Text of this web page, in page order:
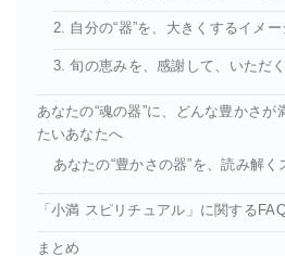
2. 自分の“器”を、大きくするイメー
3. 旬の恵みを、感謝して、いただく
あなたの“魂の器”に、どんな豊かさが
たいあなたへ
あなたの“豊かさの器”を、読み解く
「小満 スピリチュアル」に関する
まとめ